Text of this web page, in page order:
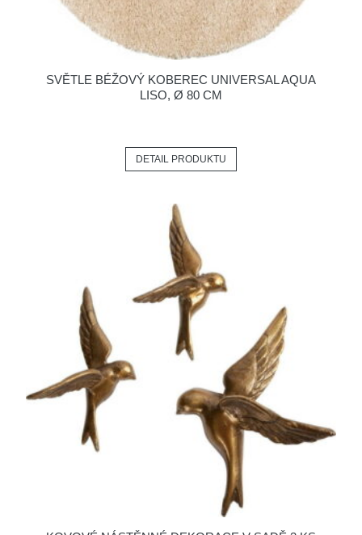
SVĚTLE BÉŽOVÝ KOBEREC UNIVERSAL AQUA
LISO, Ø 80 CM
DETAIL PRODUKTU